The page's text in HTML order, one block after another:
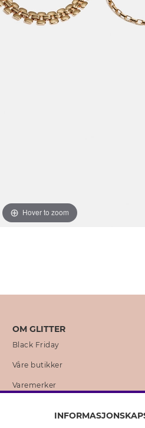
Hover to zoom
OM GLITTER
Black Friday
Våre butikker
Varemerker